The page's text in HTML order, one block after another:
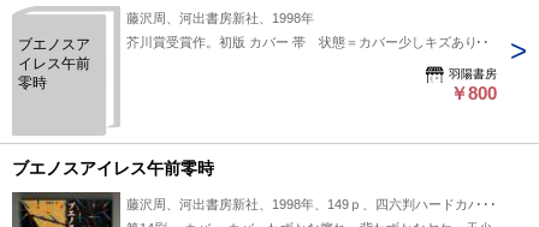
ブエノスア
イレス午前
零時
藤沢周、河出書房新社、1998年
芥川賞受賞作。初版 カバー 帯 状態＝カバー少しキズあり。
羽陽書房
￥800
ブエノスアイレス午前零時
藤沢周、河出書房新社、1998年、149ｐ、四六判ハードカバー